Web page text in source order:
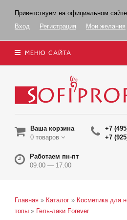
Приветствуем на официальном
Вход
Регистрация Мои желания
МЕНЮ САЙТА
Ваша корзина
0 товаров
+7
+7
Работаем пн-пт
09.00 — 17.00
Главная » Каталог » Косметика для
топы » Гель-лаки Forever